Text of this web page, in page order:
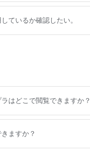
ているか確認したい。
はどこで閲覧できますか？
ますか？